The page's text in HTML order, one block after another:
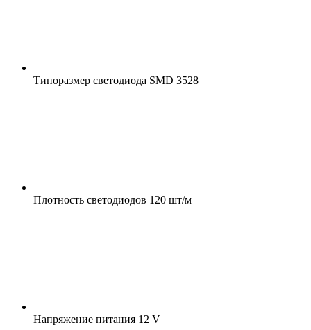
Типоразмер светодиода SMD 3528
Плотность светодиодов 120 шт/м
Напряжение питания 12 V